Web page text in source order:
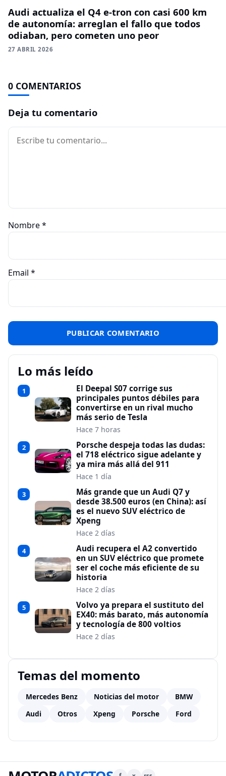
Audi actualiza el Q4 e-tron con casi 600 km
de autonomía: arreglan el fallo que todos
odiaban, pero cometen uno peor
27 ABRIL 2026
0 COMENTARIOS
Deja tu comentario
Comentario
Nombre*
Email *
Lo más leído
1
El Deepal S07 corrige sus
principales puntos débiles para
convertirse en un rival mucho
más serio de Tesla
Hace 7 horas
2
Porsche despeja todas las dudas:
el 718 eléctrico sigue adelante y
ya mira más allá del 911
Hace 1 día
3
Más grande que un Audi Q7 y
desde 38.500 euros (en China): así
es el nuevo SUV eléctrico de
Xpeng
Hace 2 días
4
Audi recupera el A2 convertido
en un SUV eléctrico que promete
ser el coche más eficiente de su
historia
Hace 2 días
5
Volvo ya prepara el sustituto del
EX40: más barato, más autonomía
y tecnología de 800 voltios
Hace 2 días
Temas del momento
Mercedes Benz Noticias del motor
BMW
Audi
Otros Xpeng Porsche Ford